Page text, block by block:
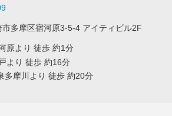
多摩区宿河原3-5-4 アイティビル2F
原より 徒歩 約1分
より 徒歩 約16分
多摩川より 徒歩 約20分